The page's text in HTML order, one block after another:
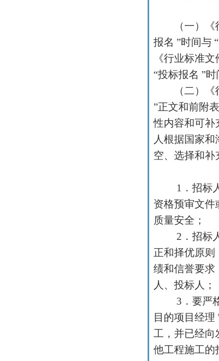
（一）《
报名 ”时间与 “
《行业标准
“投标报名 ”
（二）《
”正文和前附
性内容和可补
人根据国家
空、选择和补
1 ．招
资格预审文件
质量安全；
2 ．招
正和择优原则
绩和信誉要求
人、投标人；
3 ．要严
目的项目经理
工，并已经向
他工程施工的